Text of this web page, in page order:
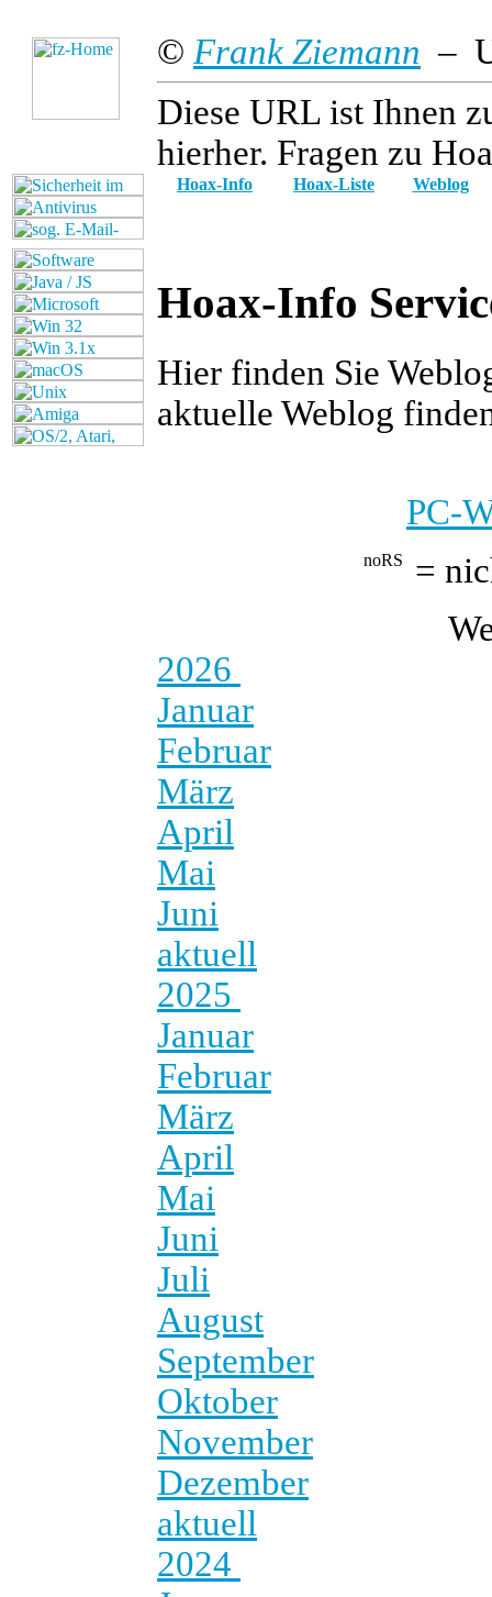
© Frank Ziemann –
Diese URL ist Ihnen
hierher. Fragen zu
Hoax-Info Hoax-Liste Weblog
Hoax-Info
Hier finden Sie
aktuelle Weblog
PC-
=
2026
Januar
Februar
März
April
Mai
Juni
aktuell
2025
Januar
Februar
März
April
Mai
Juni
Juli
August
September
Oktober
November
Dezember
aktuell
2024